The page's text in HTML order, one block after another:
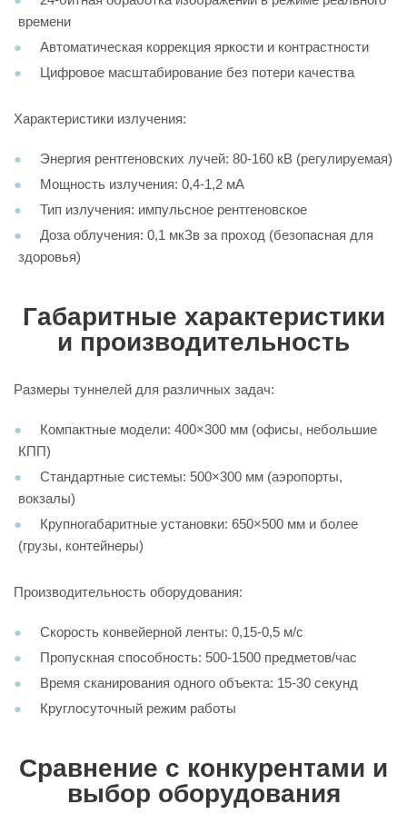
времени
Автоматическая коррекция яркости и контрастности
Цифровое масштабирование без потери качества
Характеристики излучения:
Энергия рентгеновских лучей: 80-160 кВ (регулируемая)
Мощность излучения: 0,4-1,2 мА
Тип излучения: импульсное рентгеновское
Доза облучения: 0,1 мкЗв за проход (безопасная для
здоровья)
Габаритные характеристики
и производительность
Размеры туннелей для различных задач:
Компактные модели: 400×300 мм (офисы, небольшие
КПП)
Стандартные системы: 500×300 мм (аэропорты,
вокзалы)
Крупногабаритные установки: 650×500 мм и более
(грузы, контейнеры)
Производительность оборудования:
Скорость конвейерной ленты: 0,15-0,5 м/с
Пропускная способность: 500-1500 предметов/час
Время сканирования одного объекта: 15-30 секунд
Круглосуточный режим работы
Сравнение с конкурентами и
выбор оборудования